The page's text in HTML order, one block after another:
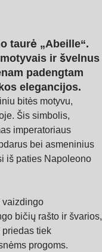
taurė „Abeille“.
ir švelnus
padengtam
elegancijos.
bitės motyvu,
Šis simbolis,
imperatoriaus
bei asmeninius
iš paties Napoleono
vaizdingo
bičių rašto ir švarios,
tiek
progoms.